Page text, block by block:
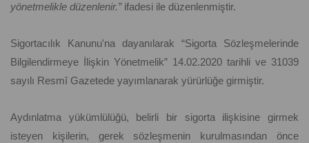
yönetmelikle düzenlenir.”ifadesi ile düzenlenmiştir.
Sigortacılık Kanunu'na dayanılarak “Sigorta Sözleşmelerinde
Bilgilendirmeye İlişkin Yönetmelik” 14.02.2020 tarihli ve 31039
sayılı Resmî Gazetede yayımlanarak yürürlüğe girmiştir.
Aydınlatma yükümlülüğü, belirli bir sigorta ilişkisine girmek
isteyen kişilerin, gerek sözleşmenin kurulmasından önce